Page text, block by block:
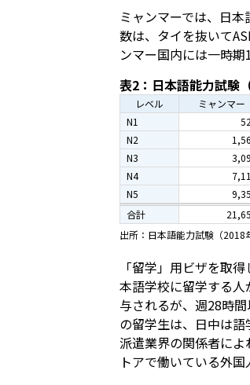
ミャンマーでは、日
数は、タイを抜いて
ンマー国内には一時
表2：日本語能力試験
レベル ミャンマー
N1
N2
N3
N4
N5
合計
出所：日本語能力試験（2018
「留学」用ビザを取
本語学校に留学する
与されるが、週28時
の留学生は、日中は
派遣業界の関係者に
トアで働いている外